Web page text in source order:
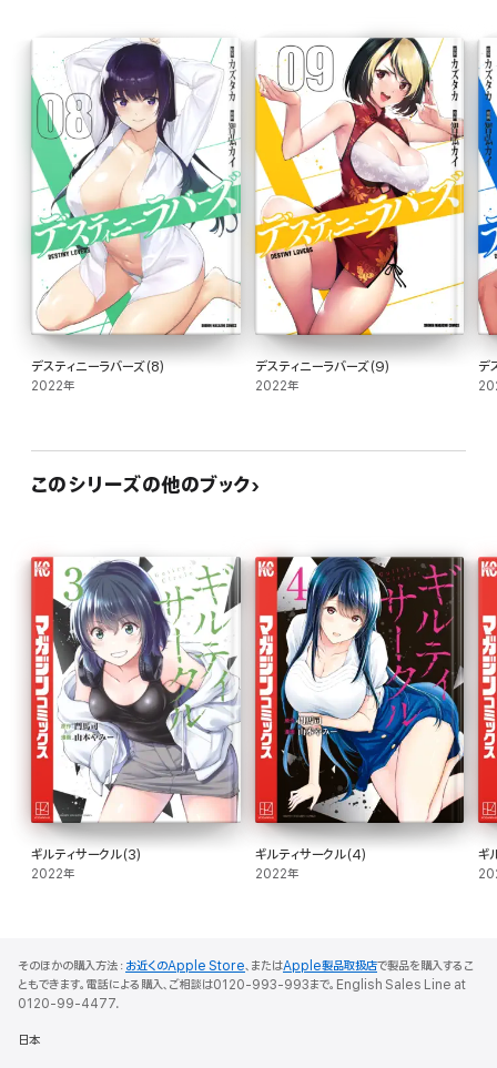
デスティニーラバーズ(8)
2022年
デスティニーラバーズ(9)
2022年
デ
このシリーズの他のブック
ギルティサークル(3)
2022年
ギルティサークル(4)
2022年
ギ
そのほかの購入方法： お近くのApple Store、またはApple製品取扱店で製品を購入するこ
ともできます。電話による購入、ご相談は0120-993-993まで。English Sales Line at
0120-99-4477.
日本